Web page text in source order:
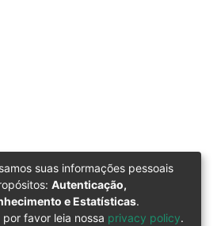
suas informações pessoais
Autenticação,
e Estatísticas.
favor leia nossa privacy policy.